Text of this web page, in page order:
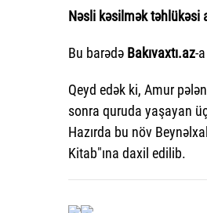
Nəsli kəsilmək təhlükəsi
Bu barədə Bakıvaxtı.az-
Qeyd edək ki, Amur
sonra quruda yaşayan
Hazırda bu növ
Kitab"ına daxil edilib.